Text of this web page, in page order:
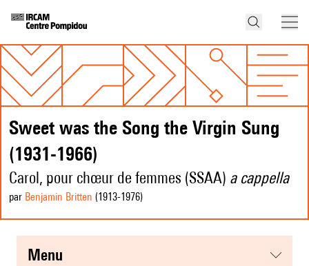
Sweet was the Song the Virgin Sung
(1931-1966)
Carol, pour chœur de femmes (SSAA) a cappella
par Benjamin Britten (1913-1976)
menu